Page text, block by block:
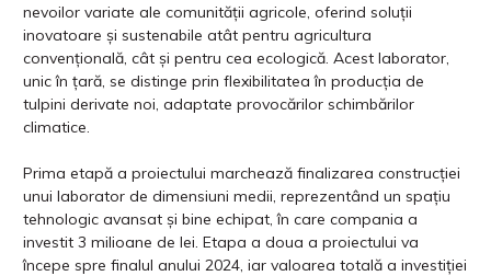
nevoilor variate ale comunității agricole, oferind soluții
inovatoare și sustenabile atât pentru agricultura
convențională, cât și pentru cea ecologică. Acest laborator,
unic în țară, se distinge prin flexibilitatea în producția de
tulpini derivate noi, adaptate provocărilor schimbărilor
climatice.
Prima etapă a proiectului marchează finalizarea construcției
unui laborator de dimensiuni medii, reprezentând un spațiu
tehnologic avansat și bine echipat, în care compania a
investit 3 milioane de lei. Etapa a doua a proiectului va
începe spre finalul anului 2024, iar valoarea totală a investiției